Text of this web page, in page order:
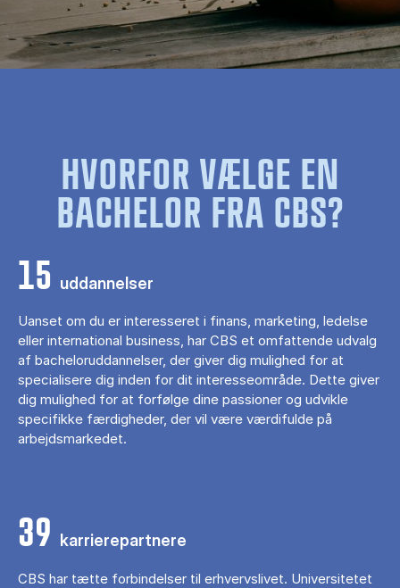
HVORFOR VÆLGE EN
BACHELOR FRA CBS?
15 uddannelser
Uanset om du er interesseret i finans, marketing, ledelse
eller international business, har CBS et omfattende udvalg
af bacheloruddannelser, der giver dig mulighed for at
specialisere dig inden for dit interesseområde. Dette giver
dig mulighed for at forfølge dine passioner og udvikle
specifikke færdigheder, der vil være værdifulde på
arbejdsmarkedet.
39 karrierepartnere
CBS har tætte forbindelser til erhvervslivet. Universitetet